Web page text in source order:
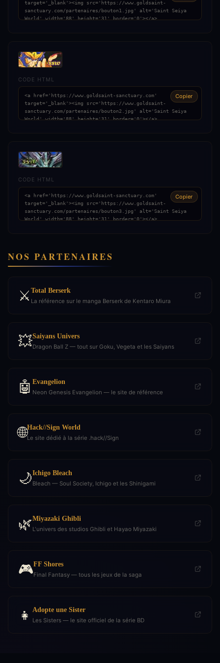
CODE HTML
Copier
CODE HTML
Copier
NOS PARTENAIRES
⚔️ Total Berserk
La référence sur le manga Berserk de Kentaro Miura
💥Saiyans Univers
Dragon Ball Z — tout sur Goku, Vegeta et les Saiyans
🤖 Evangelion
Neon Genesis Evangelion — le site de référence
🌐Hack//Sign World
Le site dédié à la série .hack//Sign
🌙Ichigo Bleach
Bleach — Soul Society, Ichigo et les Shinigami
🌿Miyazaki Ghibli
L'univers des studios Ghibli et Hayao Miyazaki
🎮FF Shores
Final Fantasy — tous les jeux de la saga
👧 Adopte une Sister
Les Sisters — le site officiel de la série BD